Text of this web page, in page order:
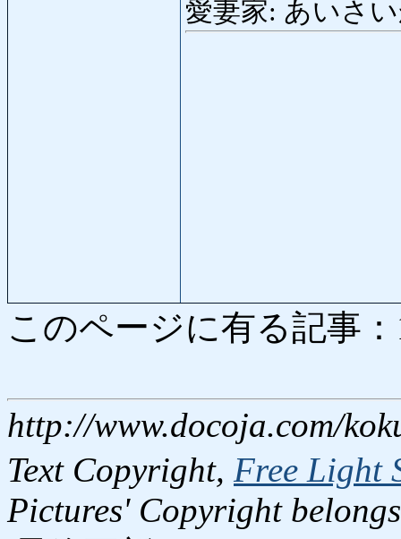
愛妻家: あいさ
このページに有る記事
http://www.docoja.com/
Text Copyright, Free Light
Pictures' Copyright